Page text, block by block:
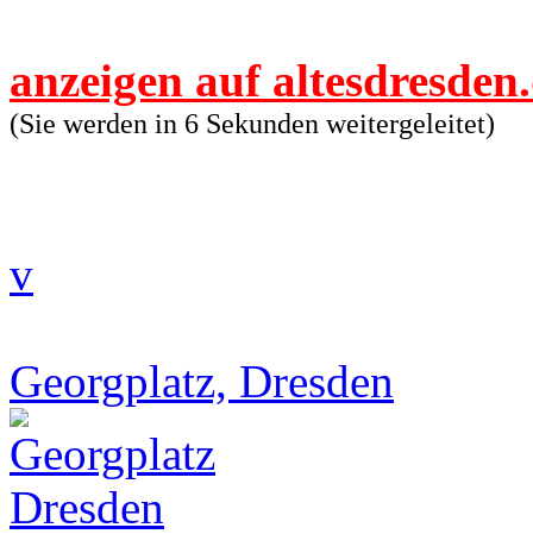
anzeigen auf
(Sie werden in 5 Sekunden weitergeleitet)
v
Georgplatz, Dresden